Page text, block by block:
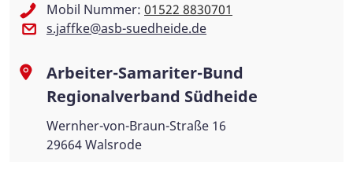
Mobil Nummer: 01522 8830701
s.jaffke@asb-suedheide.de
Arbeiter-Samariter-Bund
Regionalverband Südheide
Wernher-von-Braun-Straße 16
29664 Walsrode